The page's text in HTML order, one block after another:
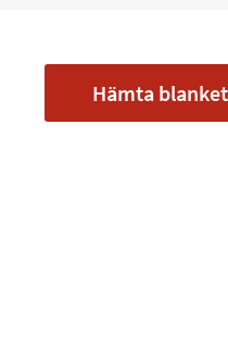
Hämta